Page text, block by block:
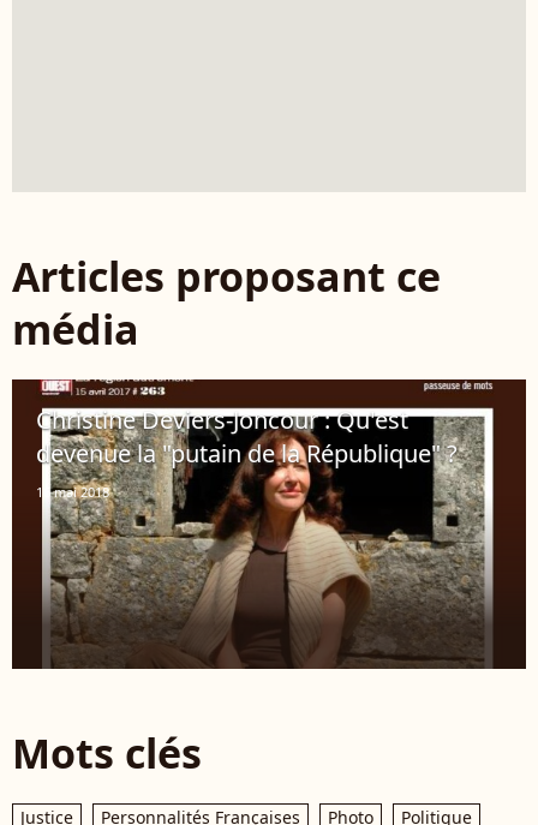
Articles proposant ce
média
Christine Deviers-Joncour : Qu'est
devenue la "putain de la République" ?
16 mai 2018
Mots clés
Justice Personnalités Françaises Photo Politique